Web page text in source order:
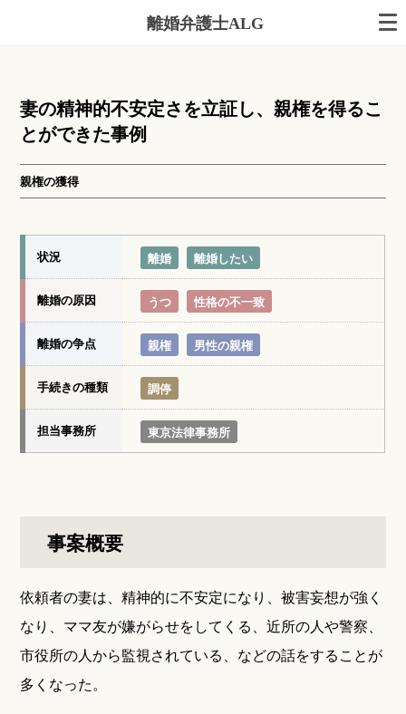
離婚弁護士ALG
妻の精神的不安定さを立証し、親権を得るこ
とができた事例
親権の獲得
状況 離婚 離婚したい
離婚の原因 うつ 性格の不一致
離婚の争点 親権 男性の親権
手続きの種類 調停
担当事務所 東京法律事務所
事案概要
依頼者の妻は、精神的に不安定になり、被害妄想が強く
なり、ママ友が嫌がらせをしてくる、近所の人や警察、
市役所の人から監視されている、などの話をすることが
多くなった。